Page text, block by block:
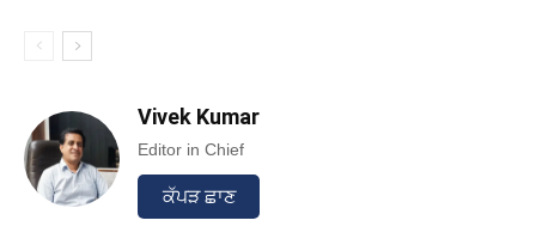
Vivek Kumar
Editor in Chief
ਕੱਪੜ ਛਾਣ